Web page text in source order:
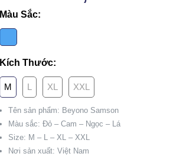
Màu Sắc:
Kích Thước:
M L XL XXL
Tên sản phẩm: Beyono Samson
Màu sắc: Đỏ – Cam – Ngọc – Lá
Size: M – L – XL – XXL
Nơi sản xuất: Việt Nam